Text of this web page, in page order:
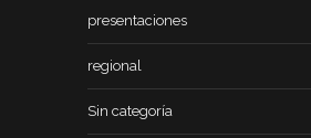
presentaciones
regional
Sin categoría